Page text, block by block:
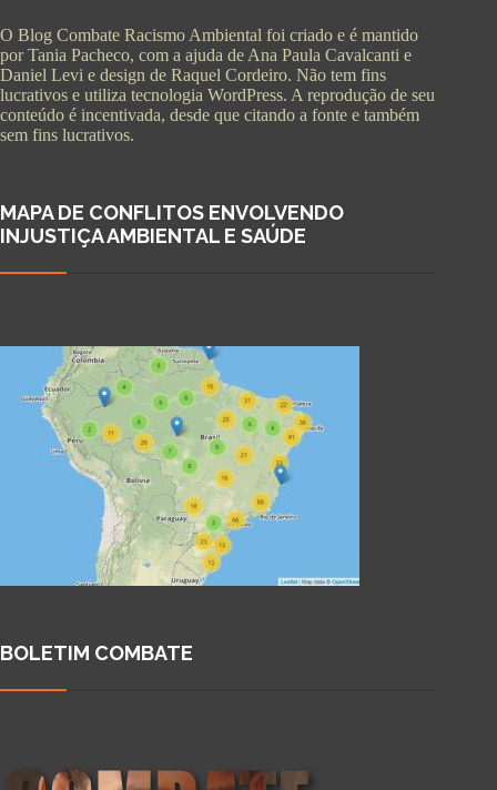
O Blog Combate Racismo Ambiental foi criado e é mantido
por Tania Pacheco, com a ajuda de Ana Paula Cavalcanti e
Daniel Levi e design de Raquel Cordeiro. Não tem fins
lucrativos e utiliza tecnologia WordPress. A reprodução de seu
conteúdo é incentivada, desde que citando a fonte e também
sem fins lucrativos.
MAPA DE CONFLITOS ENVOLVENDO
INJUSTIÇA AMBIENTAL E SAÚDE
BOLETIM COMBATE